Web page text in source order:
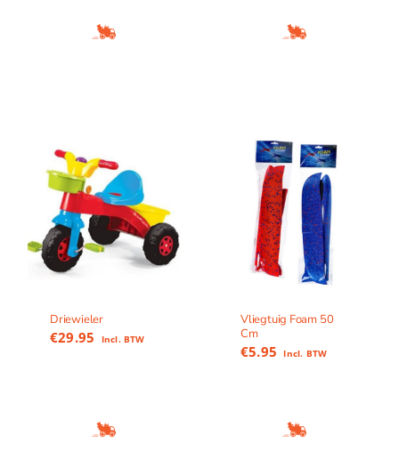
Driewieler
€29.95 Incl. BTW
Vliegtuig Foam 50
Cm
€5.95 Incl. BTW